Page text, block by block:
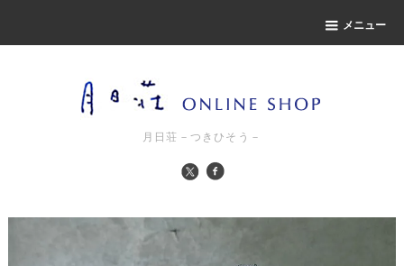
メニュー
月日荘－つきひそう－